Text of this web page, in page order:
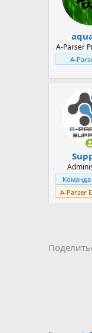
A-Parser
A-
A-Parser